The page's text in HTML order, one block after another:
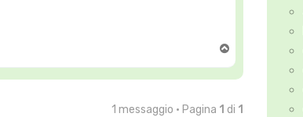
o
1 messaggio • Pagina 1 di 1